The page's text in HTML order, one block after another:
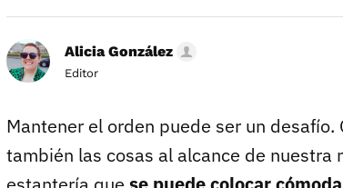
Alicia González
Editor
Mantener el orden puede ser un desafío.
también las cosas al alcance de nuestra